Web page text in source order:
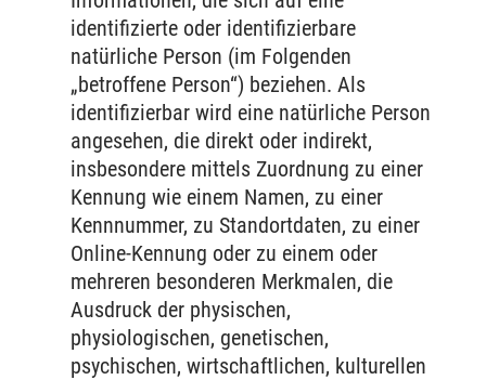
identifizierte oder identifizierbare
natürliche Person (im Folgenden
„betroffene Person“) beziehen. Als
identifizierbar wird eine natürliche Person
angesehen, die direkt oder indirekt,
insbesondere mittels Zuordnung zu einer
Kennung wie einem Namen, zu einer
Kennnummer, zu Standortdaten, zu einer
Online-Kennung oder zu einem oder
mehreren besonderen Merkmalen, die
Ausdruck der physischen,
physiologischen, genetischen,
psychischen, wirtschaftlichen, kulturellen